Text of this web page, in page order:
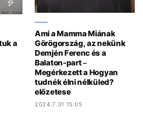
a
Ami a Mamma Miának
Görögország, az nekünk
Demjén Ferenc és a
Balaton-part –
Megérkezett a Hogyan
tudnék élni nélküled?
előzetese
2024.7.31 15:05